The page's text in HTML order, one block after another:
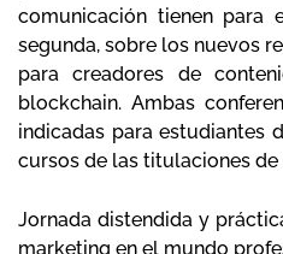
comunicación tienen para
segunda, sobre los nuevos
para creadores de
blockchain. Ambas
indicadas para estudiantes
cursos de las titulaciones de
Jornada distendida y
marketing en el mundo